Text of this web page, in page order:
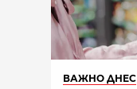
ВАЖНО ДНЕС